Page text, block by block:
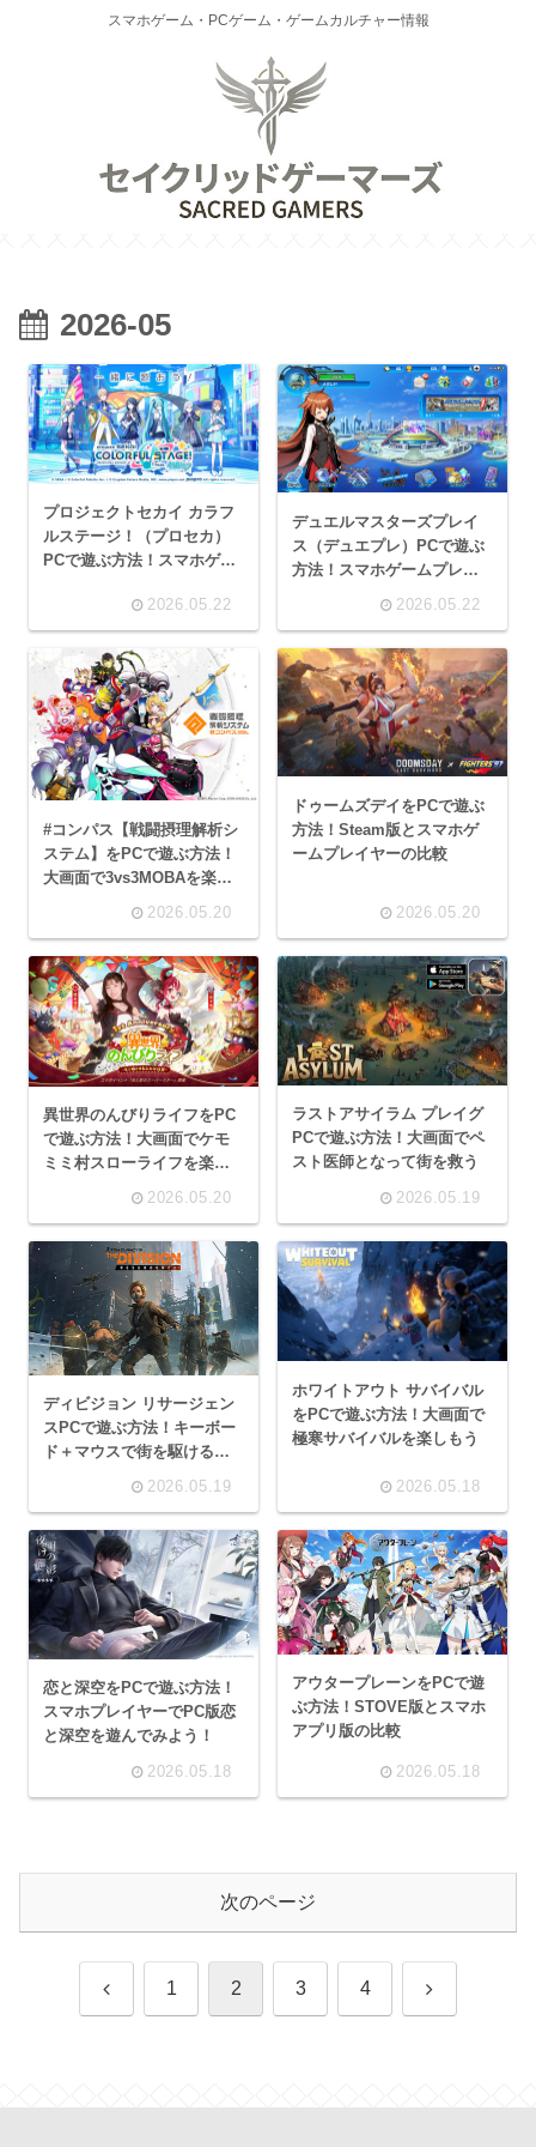
スマホゲーム・PCゲーム・ゲームカルチャー情報
2026-05
プロジェクトセカイ カラフ
ルステージ！（プロセカ）
PCで遊ぶ方法！スマホゲー
画面で楽しもう2026.05.22
デュエルマスターズプレイ
ス（デュエプレ）PCで遊ぶ
方法！スマホゲームプレイ
2026.05.22
#コンパス【戦闘摂理解析シ
ステム】をPCで遊ぶ方法！
大画面で3vs3MOBAを楽し
2026.05.20
ドゥームズデイをPCで遊ぶ
方法！Steam版とスマホゲ
ームプレイヤーの比較
2026.05.20
異世界のんびりライフをPC
で遊ぶ方法！大画面でケモ
ミミ村スローライフを楽し
2026.05.20
ラストアサイラム プレイグ
PCで遊ぶ方法！大画面でペ
スト医師となって街を救う
2026.05.19
ディビジョン リサージェン
スPCで遊ぶ方法！キーボー
ド＋マウスで街を駆けるオ
ープンワールドTPS
2026.05.19
ホワイトアウト サバイバル
をPCで遊ぶ方法！大画面で
極寒サバイバルを楽しもう
2026.05.18
恋と深空をPCで遊ぶ方法！
スマホプレイヤーでPC版恋
と深空を遊んでみよう！
2026.05.18
アウタープレーンをPCで遊
ぶ方法！STOVE版とスマホ
アプリ版の比較
2026.05.18
次のページ
前 1 2 3 4 次